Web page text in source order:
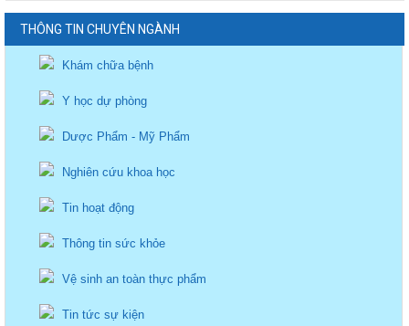
THÔNG TIN CHUYÊN NGÀNH
Khám chữa bệnh
Y học dự phòng
Dược Phẩm - Mỹ Phẩm
Nghiên cứu khoa học
Tin hoạt động
Thông tin sức khỏe
Vệ sinh an toàn thực phẩm
Tin tức sự kiện